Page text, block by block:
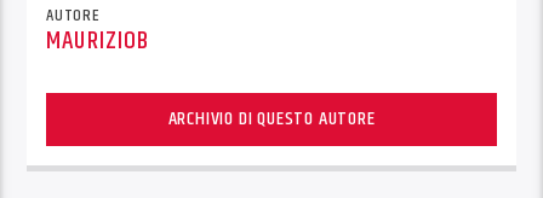
AUTORE
MAURIZIOB
ARCHIVIO DI QUESTO AUTORE